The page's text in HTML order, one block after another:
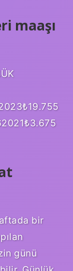
maaşı
bir
günü